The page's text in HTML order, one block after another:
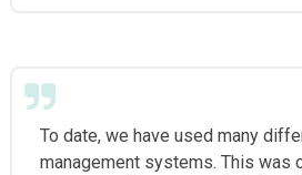
To date, we have used many
management systems. This was